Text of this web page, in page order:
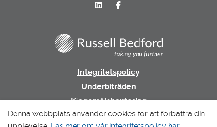
Integritetspolicy
Underbiträden
Klagomålshantering
Denna webbplats använder cookies för att förbättra din